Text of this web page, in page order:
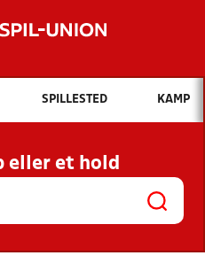
Hvad vil du søge efter?
INDHOLD OG NYHEDER
KLUBBER OG
SPILLESTED KAMP
eller et hold